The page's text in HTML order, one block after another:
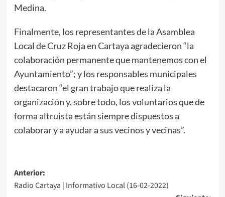
Medina.
Finalmente, los representantes de la Asamblea
Local de Cruz Roja en Cartaya agradecieron “la
colaboración permanente que mantenemos con el
Ayuntamiento”; y los responsables municipales
destacaron “el gran trabajo que realiza la
organización y, sobre todo, los voluntarios que de
forma altruista están siempre dispuestos a
colaborar y a ayudar a sus vecinos y vecinas”.
Anterior:
Radio Cartaya | Informativo Local (16-02-2022)